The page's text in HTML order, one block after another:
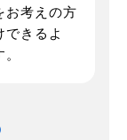
お考えの方
できるよ